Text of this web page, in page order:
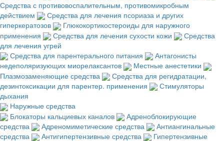
Средства с противовоспалительным, противомикробным
действием
Средства для лечения псориаза и других
гиперкератозов
Глюкокортикостероиды для наружного
применения
Средства для лечения сухости кожи
Средства
для лечения угрей
Средства для парентерального питания
Антагонисты
недеполяризующих миорелаксантов
Местные анестетики
Плазмозаменяющие средства
Средства для регидратации,
дезинтоксикации для парентер. применения
Стимуляторы
дыхания
Наружные средства
Блокаторы кальциевых каналов
Адреноблокирующие
средства
Адреномиметические средства
Антиангинальные
средства
Антигипертензивные средства
Гипертензивные